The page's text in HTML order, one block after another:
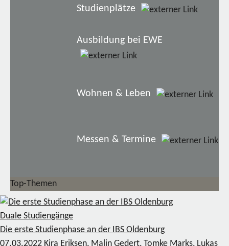
Studienplätze
Ausbildung bei EWE
Wohnen & Leben
Messen & Termine
Top-Themen
Duale Studiengänge
Die erste Studienphase an der IBS Oldenburg
07.03.2022 Kira Eriksen, Malin Gedert, Tomke Marks, Lukas